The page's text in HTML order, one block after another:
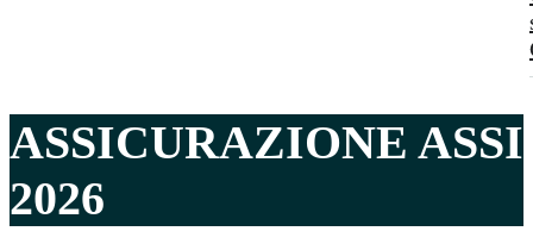
ASSICURAZIONE
2026